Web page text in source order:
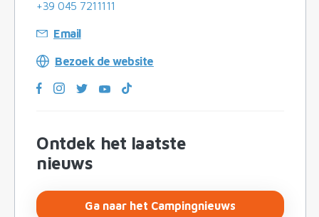
+39 045 7211111
Email
Bezoek de website
Ontdek het laatste
nieuws
Ga naar het Campingnieuws